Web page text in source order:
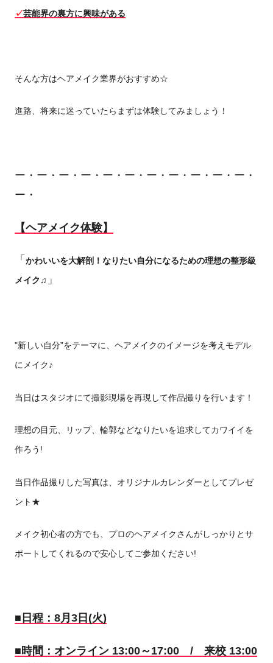
✓芸能界の裏方に興味がある
そんな方はヘアメイク業界がおすすめ☆
進路、将来に迷っていたらまずは体験してみましょう！
ー・ー・ー・ー・ー・ー・ー・ー・ー・ー・ー・
ー・
【ヘアメイク体験】
「 かわいいを大解剖！なりたい自分になるための理想の整形級
メイク♫ 」
"新しい自分”をテーマに、ヘアメイクのイメージを考えモデル
にメイク♪
当日はスタジオにて撮影現場を再現して作品撮りを行います！
理想の目元、リップ、輪郭などなりたいを追求してカワイイを
作ろう!
当日作品撮りした写真は、オリジナルカレンダーとしてプレゼ
ント★
メイク初心者の方でも、プロのヘアメイクさんがしっかりとサ
ポートしてくれるので安心してご参加ください!
■日程：8月3日(火)
■時間：オンライン 13:00～17:00 / 来校 13:00